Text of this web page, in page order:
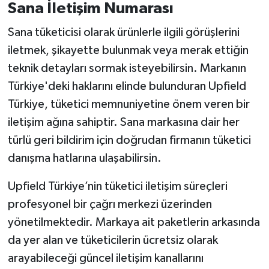
Sana İletişim Numarası
Sana tüketicisi olarak ürünlerle ilgili görüşlerini
iletmek, şikayette bulunmak veya merak ettiğin
teknik detayları sormak isteyebilirsin. Markanın
Türkiye'deki haklarını elinde bulunduran Upfield
Türkiye, tüketici memnuniyetine önem veren bir
iletişim ağına sahiptir. Sana markasına dair her
türlü geri bildirim için doğrudan firmanın tüketici
danışma hatlarına ulaşabilirsin.
Upfield Türkiye’nin tüketici iletişim süreçleri
profesyonel bir çağrı merkezi üzerinden
yönetilmektedir. Markaya ait paketlerin arkasında
da yer alan ve tüketicilerin ücretsiz olarak
arayabileceği güncel iletişim kanallarını